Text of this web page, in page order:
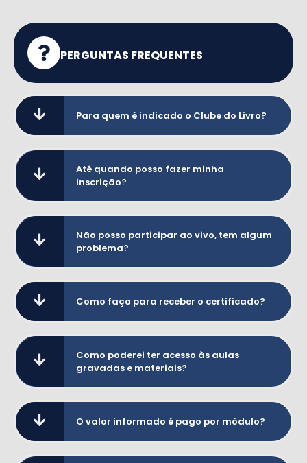
PERGUNTAS FREQUENTES
Para quem é indicado o Clube do Livro?
Até quando posso fazer minha
inscrição?
Não posso participar ao vivo, tem algum
problema?
Como faço para receber o certificado?
Como poderei ter acesso às aulas
gravadas e materiais?
O valor informado é pago por módulo?